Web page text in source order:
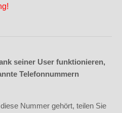
seiner User funktionieren,
Telefonnummern
Nummer gehört, teilen Sie